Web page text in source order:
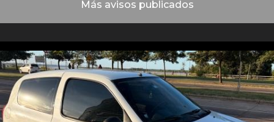
Más avisos publicados